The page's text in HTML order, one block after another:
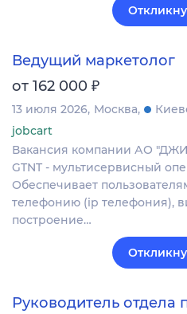
Ведущий маркетолог
от 162 000 ₽
13 июля 2026 Москва
jobcart
Вакансия компании АО
GTNT - мультисервисный
Обеспечивает
телефонию (ip телефония),
построение…
Руководитель отдела